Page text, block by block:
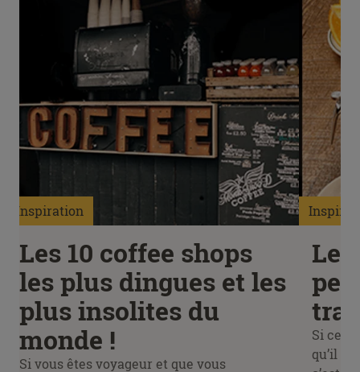
Inspiration
Les 10 coffee shops
les plus dingues et les
plus insolites du
monde !
Si vous êtes voyageur et que vous
Si
qu’il